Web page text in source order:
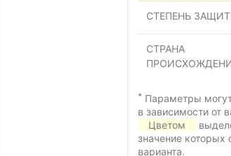
СТЕПЕНЬ
СТРАНА
* Параметры
в зависимости от
Цветом
значение которых
варианта.